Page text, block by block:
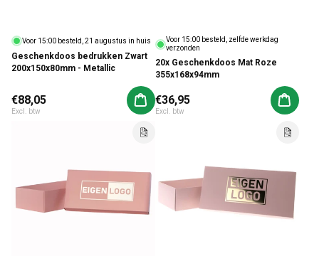
Voor 15:00 besteld, 21 augustus in huis
Geschenkdoos bedrukken Zwart
200x150x80mm - Metallic
Normale prijs
€88,05
Excl. btw
Aan winkelwagen toevoegen
Voor 15:00 besteld, zelfde werkdag
verzonden
20x Geschenkdoos Mat Roze
355x168x94mm
Normale prijs
€36,95
Excl. btw
Aan